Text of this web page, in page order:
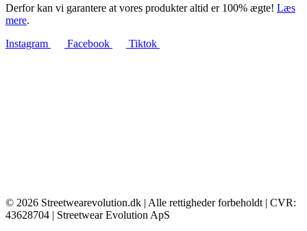
Derfor kan vi garantere at vores produkter altid er 100% ægte! Læs
mere.
Instagram
Facebook Tiktok
© 2026 Streetwearevolution.dk | Alle rettigheder forbeholdt | CVR:
43628704 | Streetwear Evolution ApS